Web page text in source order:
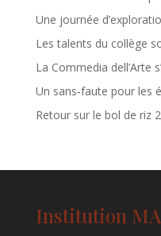
Une journée
Les talents du collège
La Commedia dell’Arte
Un sans‑faute pour les
Retour sur le bol de riz
Institution